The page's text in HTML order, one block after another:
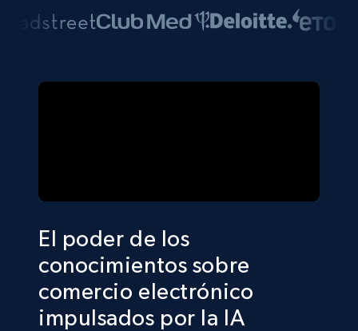
El poder de los
conocimientos sobre
comercio electrónico
impulsados por la IA